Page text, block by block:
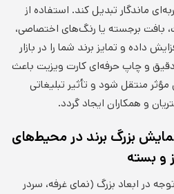
ماندگار تبدیل کند. استفاده از
بافت برجسته یا رنگ‌های اختصاصی،
داده و تمایز برند شما را در بازار
و چاپ حرفه‌ای کارت ویزیت باعث
منتقل شود و تأثیر تبلیغاتی
و همکاران ایجاد گردد.
نمایش بزرگ برند در محیط‌های
و بسته
در ابعاد بزرگ (نمای غرفه، سردر